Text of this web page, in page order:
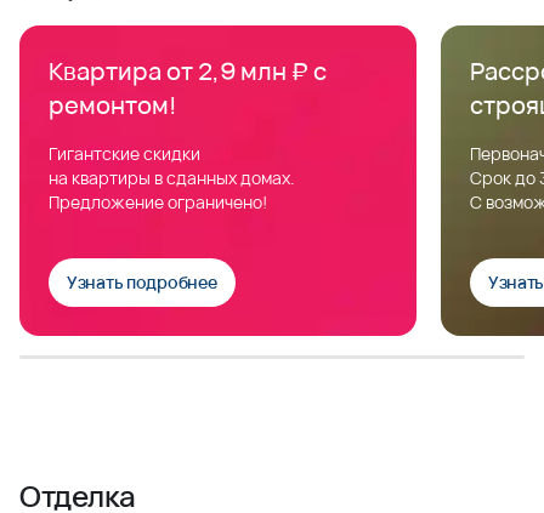
Квартира от 2,9 млн ₽ с
ремонтом!
Гигантские скидки
на квартиры в сданных домах.
Предложение ограничено!
Узнать подробнее
Срок до
С
Отделка